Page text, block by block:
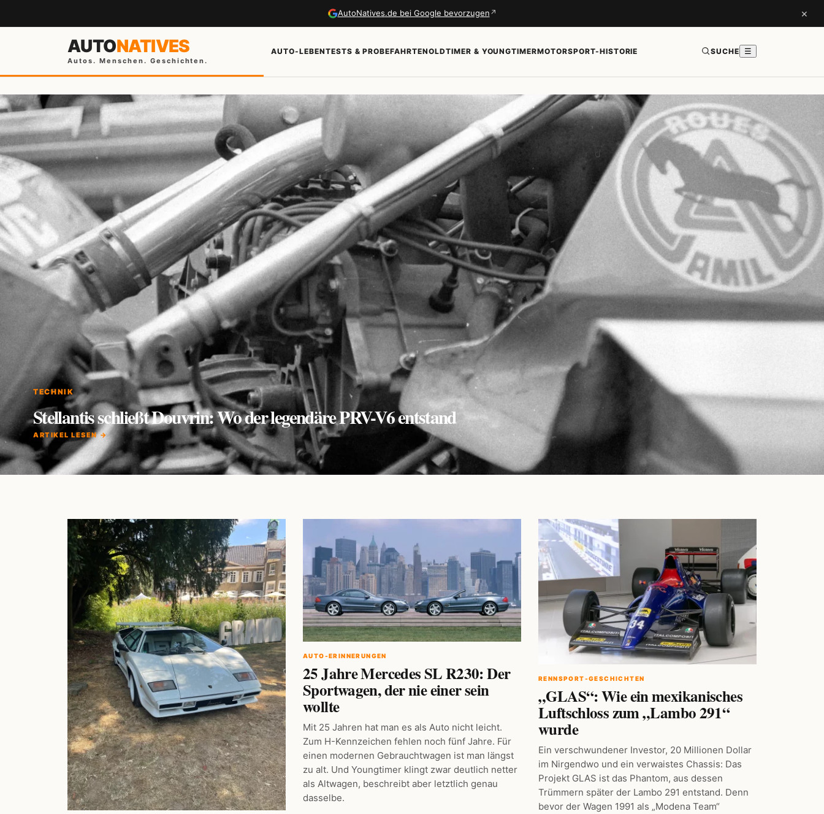
AutoNatives.de bei Google bevorzugen ↗ ×
AUTONATIVES
Autos. Menschen. Geschichten.
AUTO-LEBENTESTS & PROBEFAHRTENOLDTIMER & YOUNGTIMERMOTORSPORT-HISTORIE SUCHE ☰
TECHNIK
Stellantis schließt Douvrin: Wo der legendäre PRV-V6 entstand
ARTIKEL LESEN →
AUTO-ERINNERUNGEN
25 Jahre Mercedes SL R230: Der
Sportwagen, der nie einer sein
wollte
Mit 25 Jahren hat man es als Auto nicht leicht.
Zum H-Kennzeichen fehlen noch fünf Jahre. Für
einen modernen Gebrauchtwagen ist man längst
zu alt. Und Youngtimer klingt zwar deutlich netter
als Altwagen, beschreibt aber letztlich genau
dasselbe.
RENNSPORT-GESCHICHTEN
„GLAS“: Wie ein mexikanisches
Luftschloss zum „Lambo 291“
wurde
Ein verschwundener Investor, 20 Millionen Dollar
im Nirgendwo und ein verwaistes Chassis: Das
Projekt GLAS ist das Phantom, aus dessen
Trümmern später der Lambo 291 entstand. Denn
bevor der Wagen 1991 als „Modena Team“